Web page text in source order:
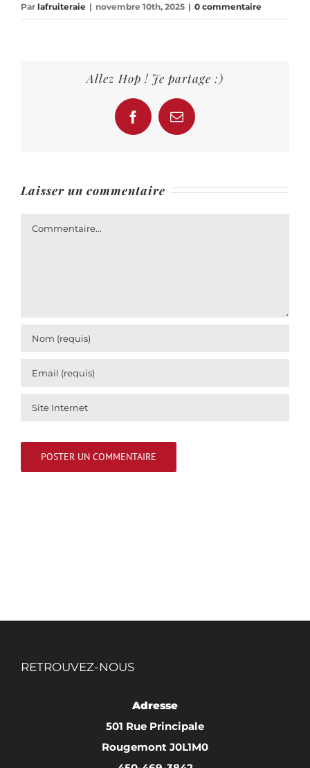
Par lafruiteraie | novembre 10th, 2025 | 0 commentaire
Allez Hop ! Je partage :)
FacebookEmail
Laisser un commentaire
Commentaire
RETROUVEZ-NOUS
Adresse
501 Rue Principale
Rougemont J0L1M0